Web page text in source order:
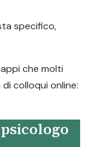
specifico,
che molti
colloqui online: